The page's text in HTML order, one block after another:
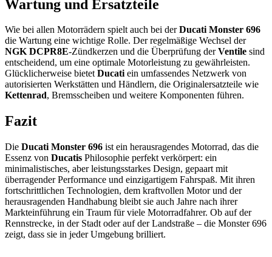
Wartung und Ersatzteile
Wie bei allen Motorrädern spielt auch bei derDucati Monster 696
die Wartung eine wichtige Rolle. Der regelmäßige Wechsel der
NGK DCPR8E-Zündkerzen und die Überprüfung derVentile sind
entscheidend, um eine optimale Motorleistung zu gewährleisten.
Glücklicherweise bietetDucatiein umfassendes Netzwerk von
autorisierten Werkstätten und Händlern, die Originalersatzteile wie
Kettenrad, Bremsscheiben und weitere Komponenten führen.
Fazit
Die Ducati Monster 696 ist ein herausragendes Motorrad, das die
Essenz von Ducatis Philosophie perfekt verkörpert: ein
minimalistisches, aber leistungsstarkes Design, gepaart mit
überragender Performance und einzigartigem Fahrspaß. Mit ihren
fortschrittlichen Technologien, dem kraftvollen Motor und der
herausragenden Handhabung bleibt sie auch Jahre nach ihrer
Markteinführung ein Traum für viele Motorradfahrer. Ob auf der
Rennstrecke, in der Stadt oder auf der Landstraße – die Monster 696
zeigt, dass sie in jeder Umgebung brilliert.